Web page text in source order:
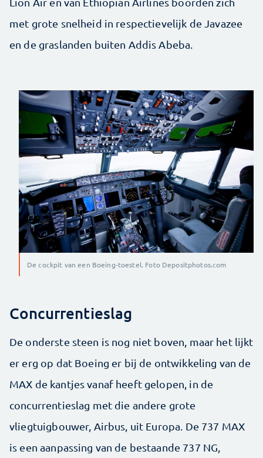
met grote snelheid in respectievelijk de Javazee
en de graslanden buiten Addis Abeba.
De cockpit van een Boeing-toestel. Foto Depositphotos.com
Concurrentieslag
De onderste steen is nog niet boven, maar het lijkt
er erg op dat Boeing er bij de ontwikkeling van de
MAX de kantjes vanaf heeft gelopen, in de
concurrentieslag met die andere grote
vliegtuigbouwer, Airbus, uit Europa. De 737 MAX
is een aanpassing van de bestaande 737 NG,